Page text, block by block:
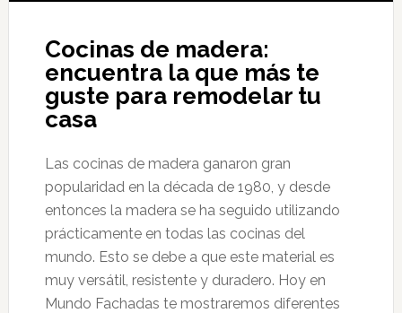
Cocinas de madera:
encuentra la que más te
guste para remodelar tu
casa
Las cocinas de madera ganaron gran
popularidad en la década de 1980, y desde
entonces la madera se ha seguido utilizando
prácticamente en todas las cocinas del
mundo. Esto se debe a que este material es
muy versátil, resistente y duradero. Hoy en
Mundo Fachadas te mostraremos diferentes